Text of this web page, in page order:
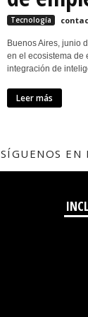
Tecnología
Buenos Aires, junio
en el ecosistema de
integración de
Leer más
SÍGUENOS EN